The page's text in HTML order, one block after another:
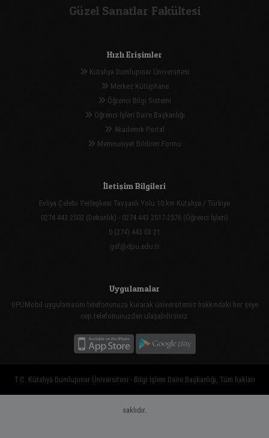
Güzel Sanatlar Fakültesi
Hızlı Erişimler
Kütahya Dumlupınar Üniversitesi
Merkez Kütüphane
Öğrenci Bilgi Sistemi
Öğrenci İşleri Daire Başkanlığı
Akademik Portal
Memnuniyet Bildirim Formu
İletişim Bilgileri
Evliya Çelebi Yerleşkesi Tavşanlı Yolu 10.km Kütahya / Türkiye
0274 443 2502 (Dekanlık) - 0274 443 2517-2576 (Öğrenci İşleri)
0 (274) 443 03 21
gsf@dpu.edu.tr
Uygulamalar
DPUMobil uygulamasını telefonunuza kurarak üniversitemiz hakkındaki her şeye
cep telefonunuzdan ulaşabilirsiniz.
T.C. Kütahya Dumlupınar Üniversitesi - Bilgi İşlem Daire Başkanlığı, Tüm hakları
saklıdır.